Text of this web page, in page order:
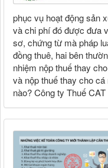
phục vụ hoạt động sản
và chi phí đó được đưa
sơ, chứng từ mà pháp
đồng thuê, hai bên
nhiệm nộp thuế thay
và nộp thuế thay cho
nào? Công ty Thuế